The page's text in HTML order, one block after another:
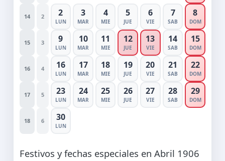
14 2 2
LUN
3
MAR
4
MIE
5
JUE
6
VIE
7
SAB
8
DOM
15 3 9
LUN
10
MAR
11
MIE
12
JUE
13
VIE
14
SAB
15
DOM
16 4 16
LUN
17
MAR
18
MIE
19
JUE
20
VIE
21
SAB
22
DOM
17 5 23
LUN
24
MAR
25
MIE
26
JUE
27
VIE
28
SAB
29
DOM
18 6 30
LUN
Festivos y fechas especiales en Abril 1906